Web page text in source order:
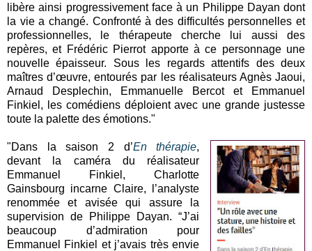
libère ainsi progressivement face à un Philippe Dayan dont
la vie a changé. Confronté à des difficultés personnelles et
professionnelles, le thérapeute cherche lui aussi des
repères, et Frédéric Pierrot apporte à ce personnage une
nouvelle épaisseur. Sous les regards attentifs des deux
maîtres d’œuvre, entourés par les réalisateurs Agnès Jaoui,
Arnaud Desplechin, Emmanuelle Bercot et Emmanuel
Finkiel, les comédiens déploient avec une grande justesse
toute la palette des émotions."
"Dans la saison 2 d’En thérapie,
devant la caméra du réalisateur
Emmanuel Finkiel, Charlotte
Gainsbourg incarne Claire, l’analyste
renommée et avisée qui assure la
supervision de Philippe Dayan. “J’ai
beaucoup d’admiration pour
Emmanuel Finkiel et j’avais très envie